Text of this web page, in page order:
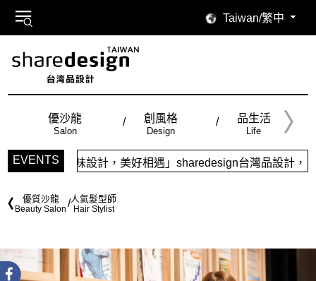
Taiwan/繁中
優沙龍
Salon
創風格
Design
品生活
Life
EVENTS
設計，美好相遇」sharedesign台灣品設計，五大特色主題，
優質沙龍
Beauty Salon
人氣髮型師
Hair Stylist